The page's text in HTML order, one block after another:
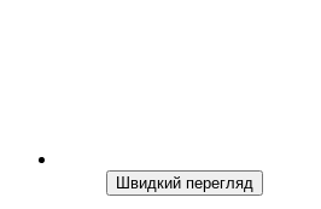
Швидкий перегляд